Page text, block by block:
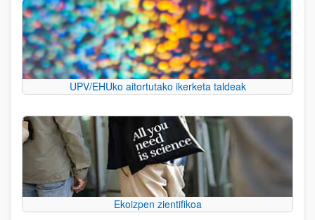
UPV/EHUko aitortutako ikerketa taldeak
Ekoizpen zientifikoa